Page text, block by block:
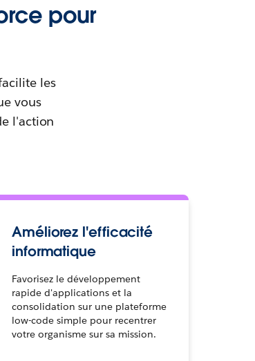
pour
les
vous
l'action
Améliorez l'efficacité
informatique
Favorisez le développement
rapide d'applications et la
consolidation sur une plateforme
low-code simple pour recentrer
votre organisme sur sa mission.